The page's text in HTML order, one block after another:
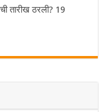
तारीख ठरली? 19